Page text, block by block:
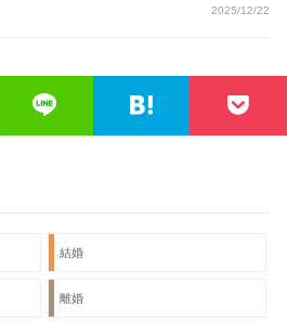
気持ちが疲れてしまい、 モチベーシ
2025/12/22
結婚
離婚